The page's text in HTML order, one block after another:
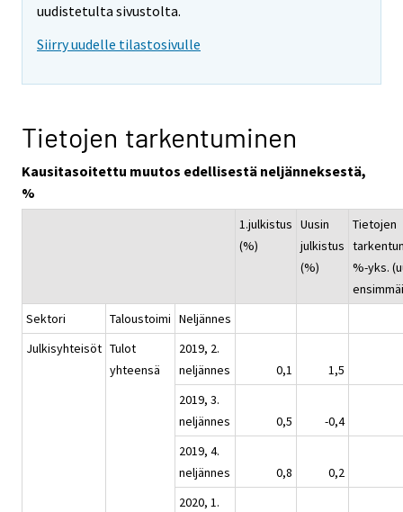
uudistetulta sivustolta.
Siirry uudelle tilastosivulle
Tietojen tarkentuminen
Kausitasoitettu muutos edellisestä neljänneksestä,
%
1.julkistus
(%)
Uusin
julkistus
(%)
Tietojen
%-yks.
Sektori
Taloustoimi Neljännes
Julkisyhteisöt Tulot
yhteensä
2019, 2.
neljännes
0,1
1,5
2019, 3.
neljännes
0,5
-0,4
2019, 4.
neljännes
0,8
0,2
2020, 1.